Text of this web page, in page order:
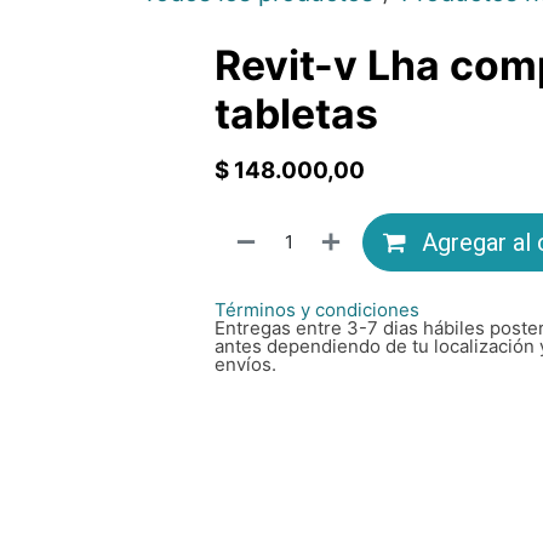
Revit-v Lha
tabletas
$ 148.000,00
Agregar al
Términos y condiciones
Entregas entre 3-7 dias hábiles
antes dependiendo de tu localización
envíos.